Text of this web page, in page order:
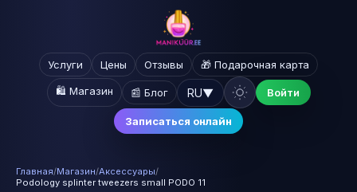
Услуги Цены Отзывы 🎁 Подарочная карта
🛍️ Магазин 📰 Блог RU▼ Войти
Записаться онлайн
Главная/Магазин/Аксессуары/
Podology splinter tweezers small PODO 11